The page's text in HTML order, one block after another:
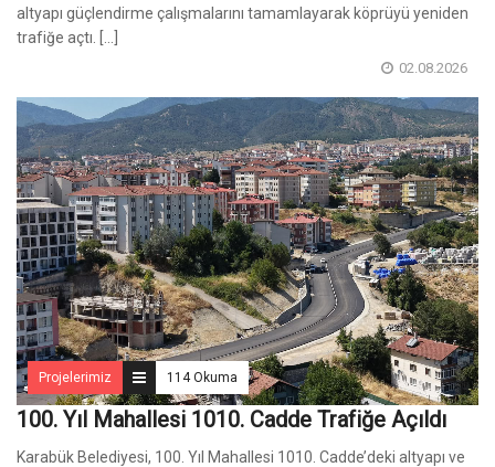
altyapı güçlendirme çalışmalarını tamamlayarak köprüyü yeniden
trafiğe açtı. [...]
02.08.2026
Projelerimiz 114 Okuma
100. Yıl Mahallesi 1010. Cadde Trafiğe Açıldı
Karabük Belediyesi, 100. Yıl Mahallesi 1010. Cadde’deki altyapı ve